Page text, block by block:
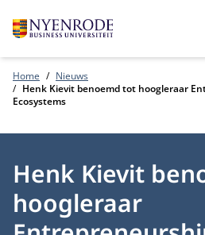
Home
Nieuws
Henk Kievit benoemd tot hoogleraar
Ecosystems
Henk Kievit
hoogleraar